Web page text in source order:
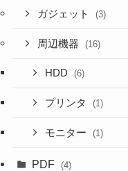
ガジェット (3)
周辺機器 (16)
HDD (6)
プリンタ (1)
モニター (1)
PDF (4)